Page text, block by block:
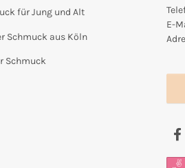
für Jung und Alt
Schmuck aus Köln
Schmuck
E-